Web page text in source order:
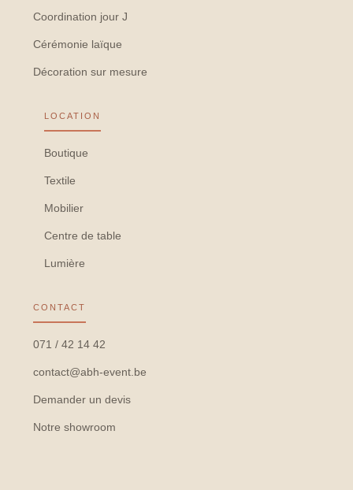
Coordination jour J
Cérémonie laïque
Décoration sur mesure
LOCATION
Boutique
Textile
Mobilier
Centre de table
Lumière
CONTACT
071 / 42 14 42
contact@abh-event.be
Demander un devis
Notre showroom